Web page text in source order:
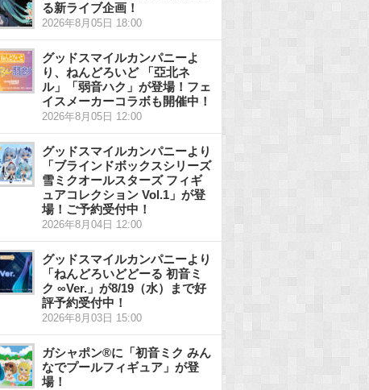
る新ライブ企画！
2026年8月05日 18:00
グッドスマイルカンパニーよ
り、ねんどろいど 「亞北ネ
ル」「弱音ハク」が登場！フェ
イスメーカーコラボも開催中！
2026年8月05日 12:00
グッドスマイルカンパニーより
「ブラインドボックスシリーズ
雪ミクオールスターズ フィギ
ュアコレクション Vol.1」が登
場！ご予約受付中！
2026年8月04日 12:00
グッドスマイルカンパニーより
「ねんどろいどどーる 初音ミ
ク ∞Ver.」が8/19（水）まで好
評予約受付中！
2026年8月03日 15:00
ガシャポン®に「初音ミク みん
なでプールフィギュア」が登
場！